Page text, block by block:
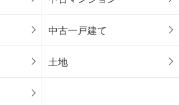
中古一戸建て
土地